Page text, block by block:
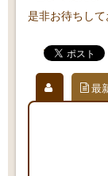
是非お待ちして
最